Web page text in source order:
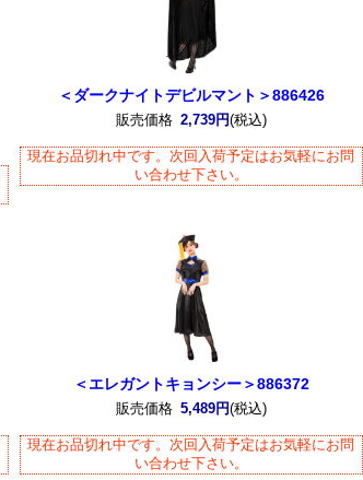
＜ダークナイトデビルマント＞886426
販売価格 2,739円(税込)
現在お品切れ中です。次回入荷予定はお気軽にお問
い合わせ下さい。
＜エレガントキョンシー＞886372
販売価格 5,489円(税込)
現在お品切れ中です。次回入荷予定はお気軽にお問
い合わせ下さい。